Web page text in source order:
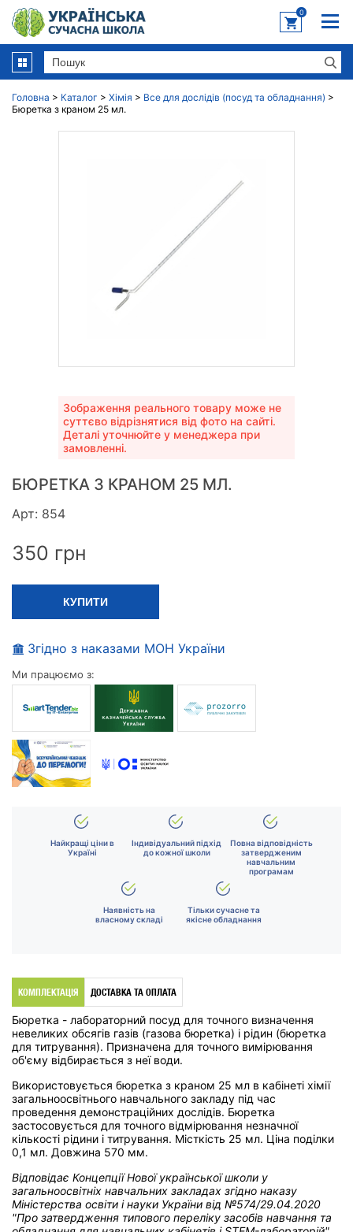
0
Головна > Каталог > Хімія > Все для дослідів (посуд та обладнання) >
Бюретка з краном 25 мл.
Зображення реального товару може не
суттєво відрізнятися від фото на сайті.
Деталі уточнюйте у менеджера при
замовленні.
БЮРЕТКА З КРАНОМ 25 МЛ.
Арт: 854
350 грн
КУПИТИ
Згідно з наказами МОН України
Ми працюємо з:
Найкращі ціни в
Україні
Індивідуальний підхід
до кожної школи
Повна відповідність
затвердженим
навчальним
програмам
Наявність на
власному складі
Тільки сучасне та
якісне обладнання
КОМПЛЕКТАЦІЯ ДОСТАВКА ТА ОПЛАТА
Бюретка - лабораторний посуд для точного визначення
невеликих обсягів газів (газова бюретка) і рідин (бюретка
для титрування). Призначена для точного вимірювання
об'єму відбирається з неї води.
Використовується бюретка з краном 25 мл в кабінеті хімії
загальноосвітнього навчального закладу під час
проведення демонстраційних дослідів. Бюретка
застосовується для точного відмірювання незначної
кількості рідини і титрування. Місткість 25 мл. Ціна поділки
0,1 мл. Довжина 570 мм.
Відповідає Концепції Нової української школи у
загальноосвітніх навчальних закладах згідно наказу
Міністерства освіти і науки України від №574/29.04.2020
"Про затвердження типового переліку засобів навчання та